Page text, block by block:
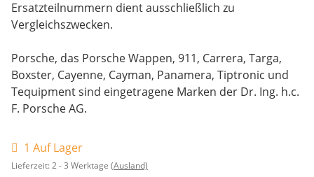
Ersatzteilnummern dient ausschließlich zu
Vergleichszwecken.
Porsche, das Porsche Wappen, 911, Carrera, Targa,
Boxster, Cayenne, Cayman, Panamera, Tiptronic und
Tequipment sind eingetragene Marken der Dr. Ing. h.c.
F. Porsche AG.
1 Auf Lager
Lieferzeit:2 - 3 Werktage (Ausland)